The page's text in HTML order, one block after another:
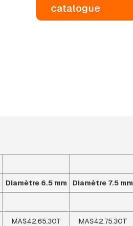
catalogue
Diamètre 6.5 mm Diamètre 7.5 mm
MAS42.65.30T MAS42.75.30T